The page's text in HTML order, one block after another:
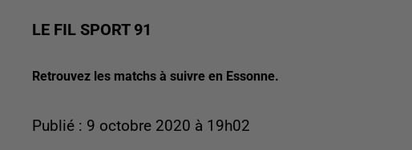
LE FIL SPORT 91
Retrouvez les matchs à suivre en Essonne.
Publié : 9 octobre 2020 à 19h02